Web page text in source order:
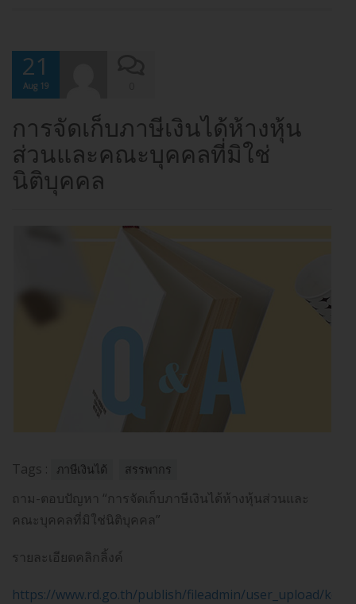
21
Aug 19
การจัดเก็บภาษีเงินได้ห้างหุ้น
ส่วนและคณะบุคคลที่มิใช่
นิติบุคคล
Tags : ภาษีเงินได้ สรรพากร
ถาม-ตอบปัญหา “การจัดเก็บภาษีเงินได้ห้างหุ้นส่วนและ
คณะบุคคลที่มิใช่นิติบุคคล”
รายละเอียดคลิกลิ้งค์
https://www.rd.go.th/publish/fileadmin/user_upload/